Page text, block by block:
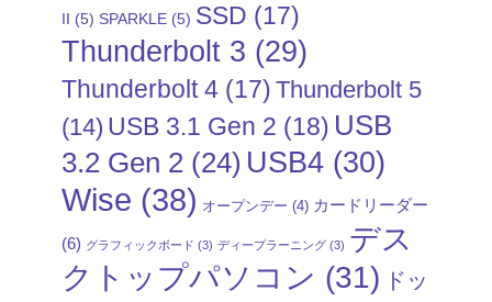
II (5) SPARKLE (5) SSD (17)
Thunderbolt 3 (29)
Thunderbolt 4 (17) Thunderbolt 5
(14) USB 3.1 Gen 2 (18) USB
3.2 Gen 2 (24) USB4 (30)
Wise (38) オープンデー (4) カードリーダー
(6) グラフィックボード (3) ディープラーニング (3) デス
クトップパソコン (31) ドッ